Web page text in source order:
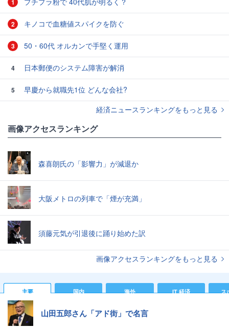
1
2 キノコで血糖値スパイクを防ぐ
3 50・60代 オルカンで手堅く運用
4 日本郵便のシステム障害が解消
5
早慶から就職先1位 どんな会社?
経済ニュースランキングをもっと見る
画像アクセスランキング
森喜朗氏の「影響力」が減退か
大阪メトロの列車で「煙が充満」
須藤元気が引退後に踊り始めた訳
画像アクセスランキングをもっと見る
主要 国内 海外 IT 経済 ス
山田五郎さん「アド街」で名言